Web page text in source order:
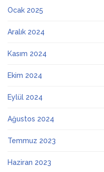
Ocak 2025
Aralık 2024
Kasım 2024
Ekim 2024
Eylül 2024
Ağustos 2024
Temmuz 2023
Haziran 2023